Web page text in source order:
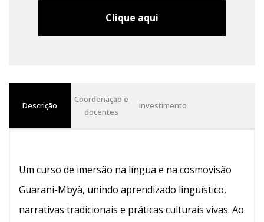
Clique aqui
Descrição
Coordenação e
docentes
Investimento
Um curso de imersão na língua e na cosmovisão
Guarani-Mbyà, unindo aprendizado linguístico,
narrativas tradicionais e práticas culturais vivas. Ao